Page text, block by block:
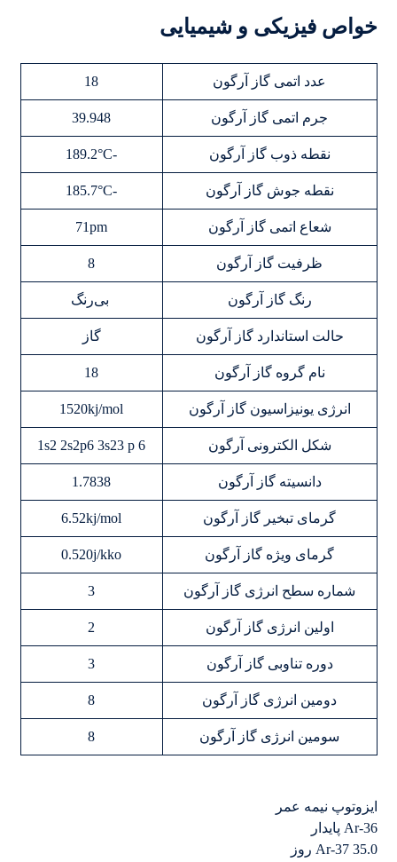
خواص فیزیکی و شیمیایی
عدد اتمی گاز آرگون 18
جرم اتمی گاز آرگون 39.948
نقطه ذوب گاز آرگون -189.2°C
نقطه جوش گاز آرگون -185.7°C
شعاع اتمی گاز آرگون 71pm
ظرفیت گاز آرگون 8
رنگ گاز آرگون بی‌رنگ
حالت استاندارد گاز آرگون گاز
نام گروه گاز آرگون 18
انرژی یونیزاسیون گاز آرگون 1520kj/mol
شکل الکترونی آرگون 6 1s2 2s2p6 3s23 p
دانسیته گاز آرگون 1.7838
گرمای تبخیر گاز آرگون 6.52kj/mol
گرمای ویژه گاز آرگون 0.520j/kko
شماره سطح انرژی گاز آرگون 3
اولین انرژی گاز آرگون 2
دوره تناوبی گاز آرگون 3
دومین انرژی گاز آرگون 8
سومین انرژی گاز آرگون 8
ایزوتوپ نیمه عمر
Ar-36 پایدار
Ar-37 35.0 روز